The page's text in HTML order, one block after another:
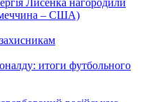
Лисенка нагородили
– США)
итоги футбольного